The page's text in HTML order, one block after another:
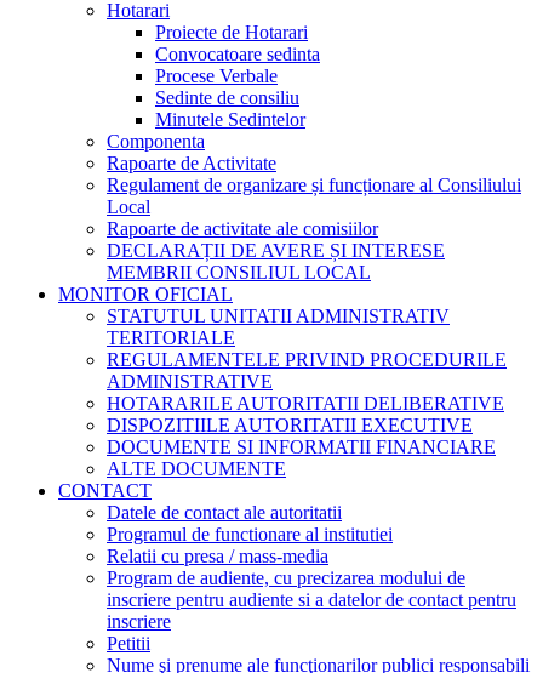
Hotarari
Proiecte de Hotarari
Convocatoare sedinta
Procese Verbale
Sedinte de consiliu
Minutele Sedintelor
Componenta
Rapoarte de Activitate
Regulament de organizare și funcționare al Consiliului
Local
Rapoarte de activitate ale comisiilor
DECLARAȚII DE AVERE ȘI INTERESE
MEMBRII CONSILIUL LOCAL
MONITOR OFICIAL
STATUTUL UNITATII ADMINISTRATIV
TERITORIALE
REGULAMENTELE PRIVIND PROCEDURILE
ADMINISTRATIVE
HOTARARILE AUTORITATII DELIBERATIVE
DISPOZITIILE AUTORITATII EXECUTIVE
DOCUMENTE SI INFORMATII FINANCIARE
ALTE DOCUMENTE
CONTACT
Datele de contact ale autoritatii
Programul de functionare al institutiei
Relatii cu presa / mass-media
Program de audiente, cu precizarea modului de
inscriere pentru audiente si a datelor de contact pentru
inscriere
Petitii
Nume şi prenume ale funcţionarilor publici responsabili